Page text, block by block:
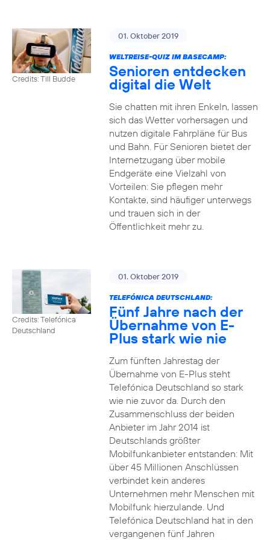
Credits: Till Budde
01. Oktober 2019
WELTREISE-QUIZ IM BASECAMP:
Senioren entdecken
digital die Welt
Sie chatten mit ihren Enkeln, lassen
sich das Wetter vorhersagen und
nutzen digitale Fahrpläne für Bus
und Bahn. Für Senioren bietet der
Internetzugang über mobile
Endgeräte eine Vielzahl von
Vorteilen: Sie pflegen mehr
Kontakte, sind häufiger unterwegs
und trauen sich in der
Öffentlichkeit mehr zu.
Credits: Telefónica
Deutschland
01. Oktober 2019
TELEFÓNICA DEUTSCHLAND:
Fünf Jahre nach der
Übernahme von E-
Plus stark wie nie
Zum fünften Jahrestag der
Übernahme von E-Plus steht
Telefónica Deutschland so stark
wie nie zuvor da. Durch den
Zusammenschluss der beiden
Anbieter im Jahr 2014 ist
Deutschlands größter
Mobilfunkanbieter entstanden: Mit
über 45 Millionen Anschlüssen
verbindet kein anderes
Unternehmen mehr Menschen mit
Mobilfunk hierzulande. Und
Telefónica Deutschland hat in den
vergangenen fünf Jahren